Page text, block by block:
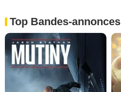
Top Bandes-annonces